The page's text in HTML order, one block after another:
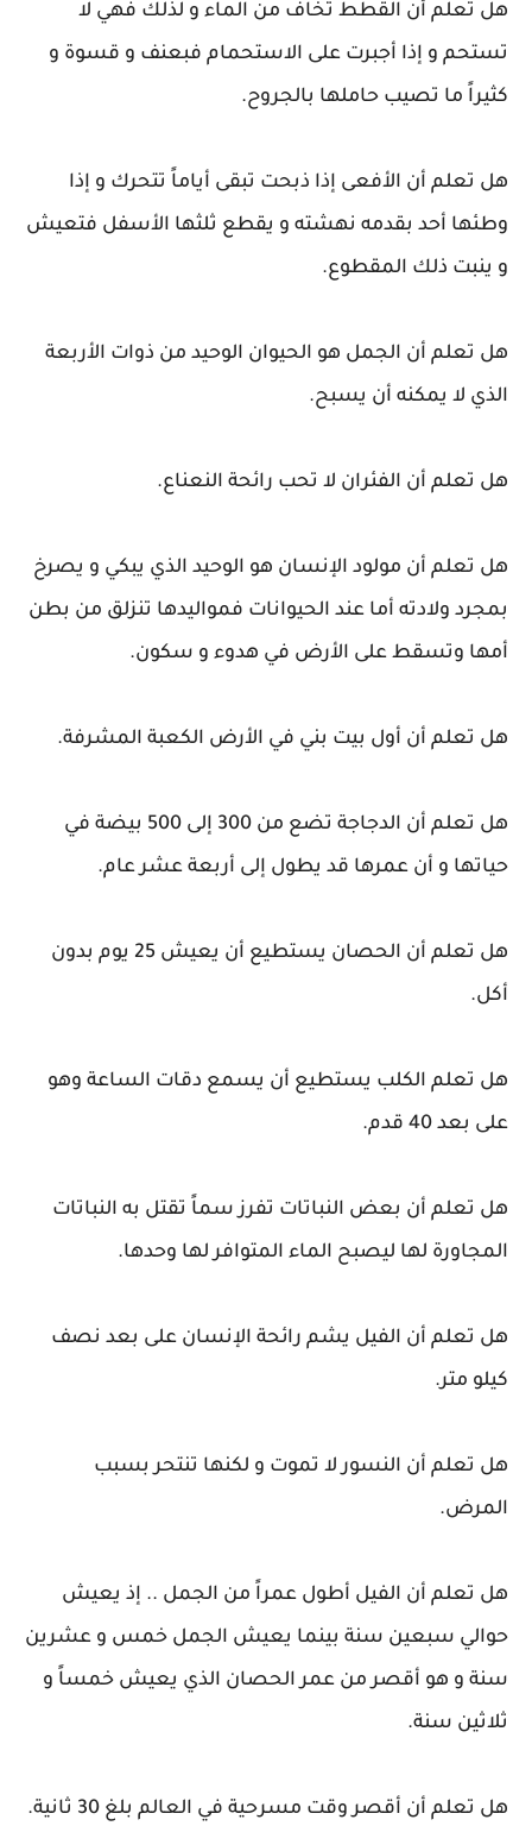
هل تعلم أن القطط تخاف من الماء و لذلك فهي لا
تستحم و إذا أجبرت على الاستحمام فبعنف و قسوة و
كثيراً ما تصيب حاملها بالجروح.
هل تعلم أن الأفعى إذا ذبحت تبقى أياماً تتحرك و إذا
وطئها أحد بقدمه نهشته و يقطع ثلثها الأسفل فتعيش
و ينبت ذلك المقطوع.
هل تعلم أن الجمل هو الحيوان الوحيد من ذوات الأربعة
الذي لا يمكنه أن يسبح.
هل تعلم أن الفئران لا تحب رائحة النعناع.
هل تعلم أن مولود الإنسان هو الوحيد الذي يبكي و يصرخ
بمجرد ولادته أما عند الحيوانات فمواليدها تنزلق من بطن
أمها وتسقط على الأرض في هدوء و سكون.
هل تعلم أن أول بيت بني في الأرض الكعبة المشرفة.
هل تعلم أن الدجاجة تضع من 300 إلى 500 بيضة في
حياتها و أن عمرها قد يطول إلى أربعة عشر عام.
هل تعلم أن الحصان يستطيع أن يعيش 25 يوم بدون
أكل.
هل تعلم الكلب يستطيع أن يسمع دقات الساعة وهو
على بعد 40 قدم.
هل تعلم أن بعض النباتات تفرز سماً تقتل به النباتات
المجاورة لها ليصبح الماء المتوافر لها وحدها.
هل تعلم أن الفيل يشم رائحة الإنسان على بعد نصف
كيلو متر.
هل تعلم أن النسور لا تموت و لكنها تنتحر بسبب
المرض.
هل تعلم أن الفيل أطول عمراً من الجمل .. إذ يعيش
حوالي سبعين سنة بينما يعيش الجمل خمس و عشرين
سنة و هو أقصر من عمر الحصان الذي يعيش خمساً و
ثلاثين سنة.
هل تعلم أن أقصر وقت مسرحية في العالم بلغ 30 ثانية.